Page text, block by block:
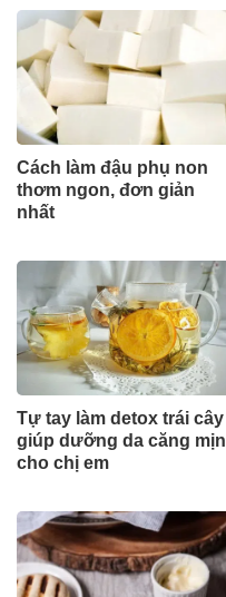
Cách làm đậu phụ non
thơm ngon, đơn giản
nhất
Tự tay làm detox trái cây
giúp dưỡng da căng mịn
cho chị em